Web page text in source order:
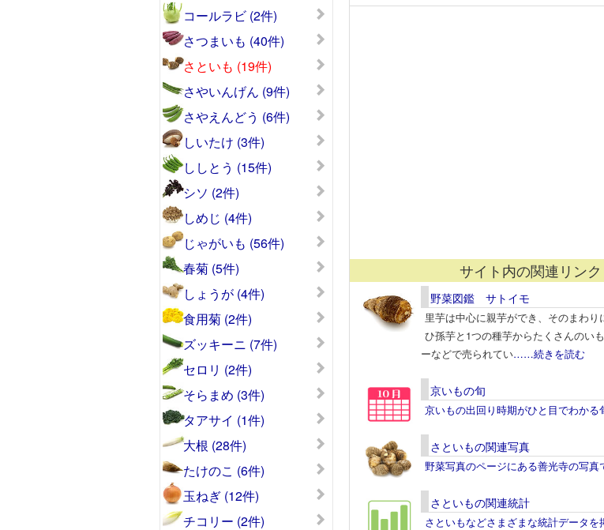
コールラビ (2件)
さつまいも (40件)
さといも (19件)
さやいんげん (9件)
さやえんどう (6件)
しいたけ (3件)
ししとう (15件)
シソ (2件)
しめじ (4件)
じゃがいも (56件)
春菊 (5件)
しょうが (4件)
食用菊 (2件)
ズッキーニ (7件)
セロリ (2件)
そらまめ (3件)
タアサイ (1件)
大根 (28件)
たけのこ (6件)
玉ねぎ (12件)
チコリー (2件)
サイト内の関連リンク
野菜図鑑 サトイモ
里芋は中心に親芋ができ、そのまわり
ひ孫芋と1つの種芋からたくさんのい
ーなどで売られてい……続きを読む
京いもの旬
京いもの出回り時期がひと目でわかる
さといもの関連写真
野菜写真のページにある善光寺の写真
さといもの関連統計
さといもなどさまざまな統計データを